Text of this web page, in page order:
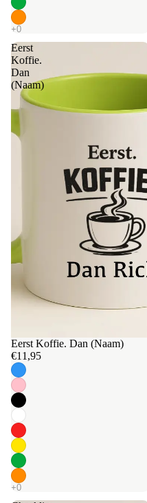
Eerst
Koffie.
Dan
(Naam)
Eerst Koffie. Dan (Naam)
€11,95